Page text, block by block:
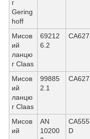
г
Gering
hoff
Мисов
ий
ланцю
г Claas
69212
6.2
СА627
Мисов
ий
ланцю
г Claas
99885
2.1
СА627
Мисов
ий
AN
10200
СА555
D